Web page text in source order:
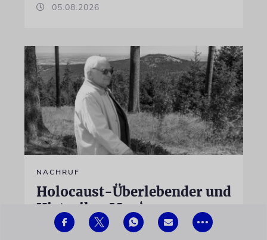
•••
05.08.2026
NACHRUF
Holocaust-Überlebender und
Historiker Marģers
Vestermanis mit 100 Jahren